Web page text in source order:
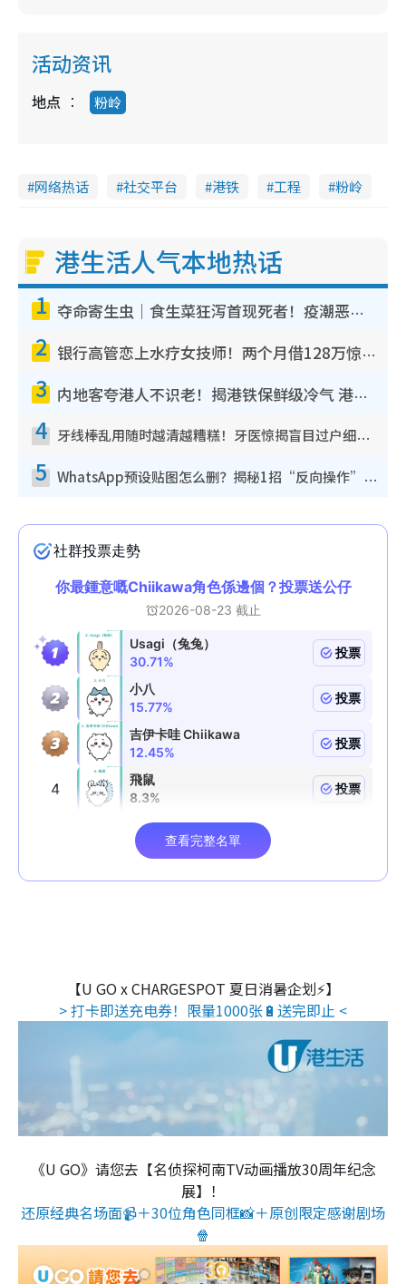
活动资讯
地点 粉岭
网络热话 社交平台 港铁 工程 粉岭
港生活人气本地热话
1 夺命寄生虫｜食生菜狂泻首现死者！疫潮恶化录1.8万宗病例 揭洗菜3大谬误
2 银行高管恋上水疗女技师！两个月借128万惊觉“沉船”沉落火海 揭背后疑似邪教操控卖淫
3 内地客夸港人不识老！揭港铁保鲜级冷气 港人求放过：别投诉
4 牙线棒乱用随时越清越糟糕！牙医惊揭盲目过户细菌恐致蛀牙：这种才是日常真保养
5 WhatsApp预设贴图怎么删？揭秘1招“反向操作”还原简洁界面 附3步实测教程
【U GO x CHARGESPOT 夏日消暑企划⚡】
> 打卡即送充电券！限量1000张🔋送完即止 <
《U GO》请您去【名侦探柯南TV动画播放30周年纪念
展】！
还原经典名场面📹＋30位角色同框📸＋原创限定感谢剧场
🍿